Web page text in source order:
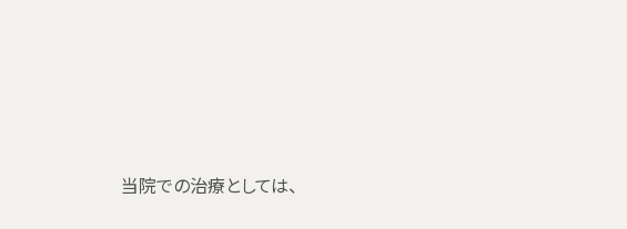
当院での治療としては、